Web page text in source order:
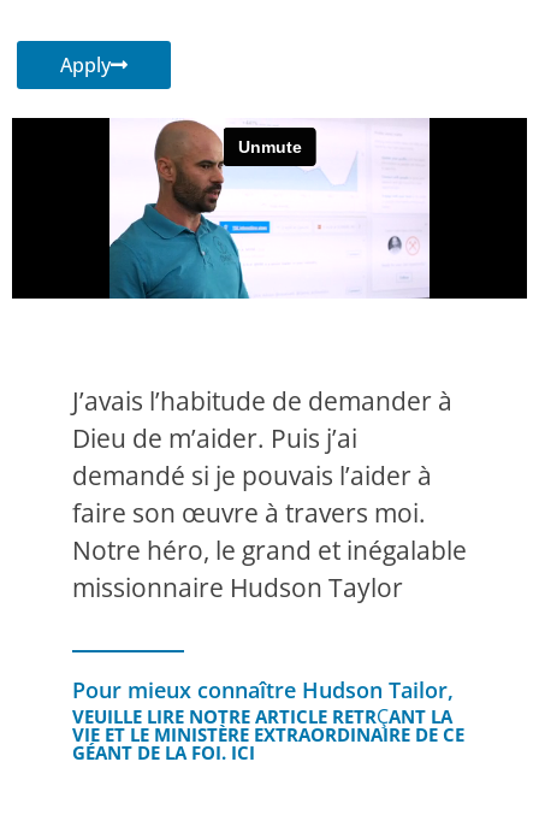
Apply
J’avais l’habitude de demander à
Dieu de m’aider. Puis j’ai
demandé si je pouvais l’aider à
faire son œuvre à travers moi.
Notre héro, le grand et inégalable
missionnaire Hudson Taylor
Pour mieux connaître Hudson Tailor,
VEUILLE LIRE NOTRE ARTICLE RETRÇANT LA
VIE ET LE MINISTÈRE EXTRAORDINAIRE DE CE
GÉANT DE LA FOI. ICI